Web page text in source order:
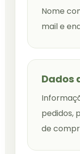
Nome
mail e
Dados
pedidos,
de